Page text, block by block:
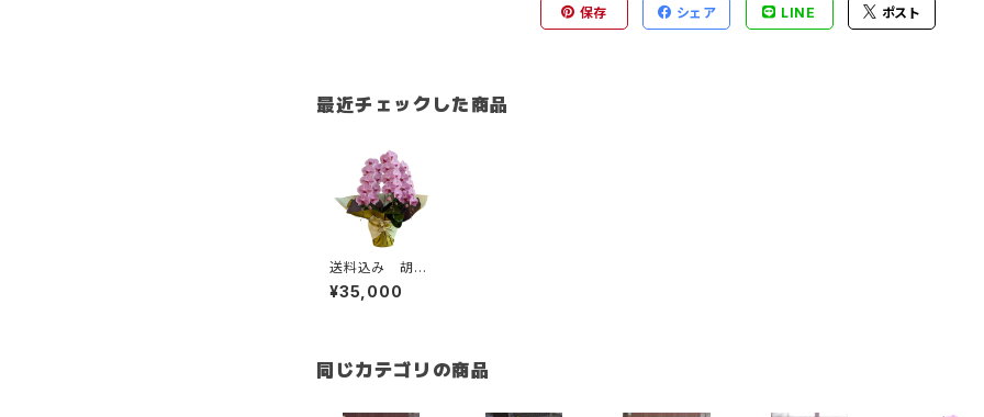
保存 シェア LINE ポスト
最近チェックした商品
送料込み 胡蝶
蘭 黄金紫（きん
し） 札・ラッピ
¥35,000
同じカテゴリの商品